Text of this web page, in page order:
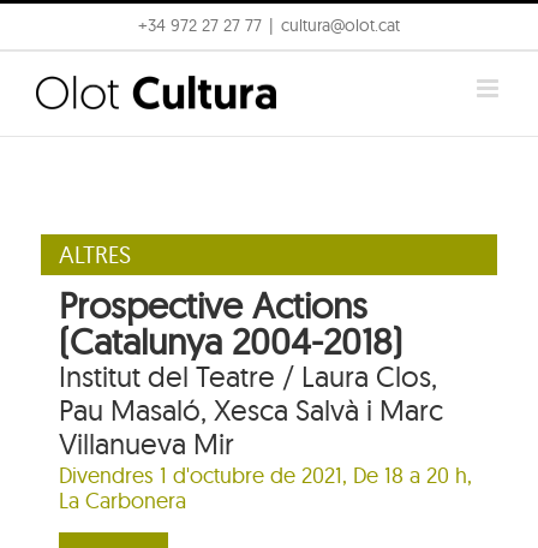
to
content
+34 972 27 27 77 cultura@olot.cat
ALTRES
Prospective Actions
(Catalunya 2004-2018)
Institut del Teatre / Laura Clos,
Pau Masaló, Xesca Salvà i Marc
Villanueva Mir
Divendres 1 d'octubre de 2021, De 18 a 20 h,
La Carbonera